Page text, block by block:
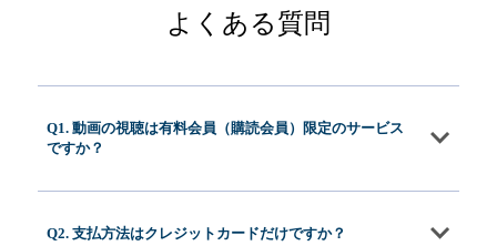
よくある質問
Q1. 動画の視聴は有料会員（購読会員）限定のサービス
ですか？
Q2. 支払方法はクレジットカードだけですか？